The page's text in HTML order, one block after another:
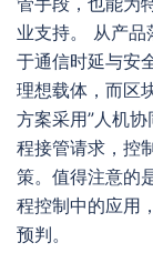
业支持。 从产品
于通信时延与安
理想载体，而区
方案采用”人机
程接管请求，控
策。值得注意的
程控制中的应用
预判。